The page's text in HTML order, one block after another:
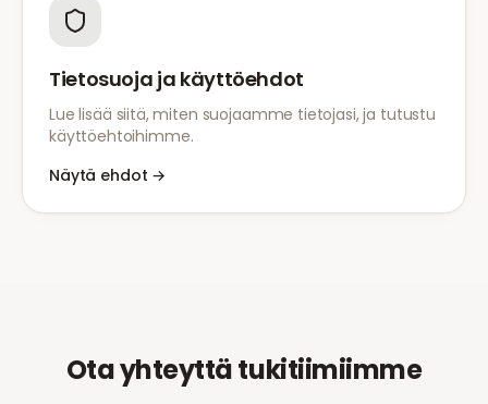
Tietosuoja ja käyttöehdot
Lue lisää siitä, miten suojaamme tietojasi, ja tutustu
käyttöehtoihimme.
Näytä ehdot →
Ota yhteyttä tukitiimiimme